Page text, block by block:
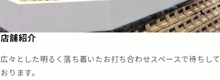
店舗紹介
広々とした明るく落ち着いたお打ち合わせスペースで待ちして
おります。